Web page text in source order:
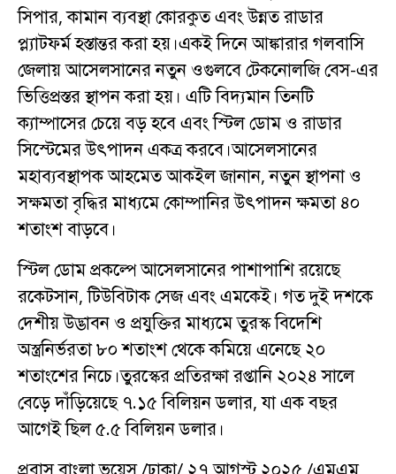
সিপার, কামান ব্যবস্থা কোরকুত এবং উন্নত রাডার
প্ল্যাটফর্ম হস্তান্তর করা হয়।একই দিনে আঙ্কারার গলবাসি
জেলায় আসেলসানের নতুন ওগুলবে টেকনোলজি বেস-এর
ভিত্তিপ্রস্তর স্থাপন করা হয়। এটি বিদ্যমান তিনটি
ক্যাম্পাসের চেয়ে বড় হবে এবং স্টিল ডোম ও রাডার
সিস্টেমের উৎপাদন একত্র করবে।আসেলসানের
মহাব্যবস্থাপক আহমেত আকইল জানান, নতুন স্থাপনা ও
সক্ষমতা বৃদ্ধির মাধ্যমে কোম্পানির উৎপাদন ক্ষমতা ৪০
শতাংশ বাড়বে।
স্টিল ডোম প্রকল্পে আসেলসানের পাশাপাশি রয়েছে
রকেটসান, টিউবিটাক সেজ এবং এমকেই। গত দুই দশকে
দেশীয় উদ্ভাবন ও প্রযুক্তির মাধ্যমে তুরস্ক বিদেশি
অস্ত্রনির্ভরতা ৮০ শতাংশ থেকে কমিয়ে এনেছে ২০
শতাংশের নিচে।তুরস্কের প্রতিরক্ষা রপ্তানি ২০২৪ সালে
বেড়ে দাঁড়িয়েছে ৭.১৫ বিলিয়ন ডলার, যা এক বছর
আগেই ছিল ৫.৫ বিলিয়ন ডলার।
প্রবাস বাংলা ভয়েস /ঢাকা/ ২৭ আগস্ট ২০২৫ /এমএম